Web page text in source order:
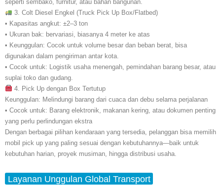
seperti sembako, furnitur, atau bahan bangunan.
3. Colt Diesel Engkel (Truck Pick Up Box/Flatbed)
• Kapasitas angkut: ±2–3 ton
• Ukuran bak: bervariasi, biasanya 4 meter ke atas
• Keunggulan: Cocok untuk volume besar dan beban berat, bisa
digunakan dalam pengiriman antar kota.
• Cocok untuk: Logistik usaha menengah, pemindahan barang besar, atau
suplai toko dan gudang.
4. Pick Up dengan Box Tertutup
Keunggulan: Melindungi barang dari cuaca dan debu selama perjalanan
• Cocok untuk: Barang elektronik, makanan kering, atau dokumen penting
yang perlu perlindungan ekstra
Dengan berbagai pilihan kendaraan yang tersedia, pelanggan bisa memilih
mobil pick up yang paling sesuai dengan kebutuhannya—baik untuk
kebutuhan harian, proyek musiman, hingga distribusi usaha.
Layanan Unggulan Global Transport